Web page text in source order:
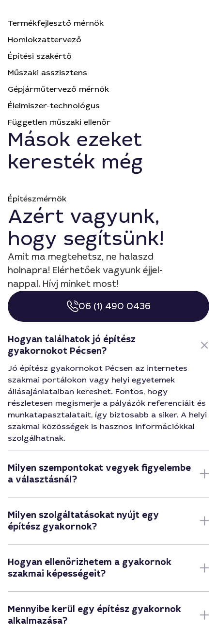
Termékfejlesztő mérnök
Homlokzattervező
Építési szakértő
Műszaki asszisztens
Gépjárműtervező mérnök
Élelmiszer-technológus
Független műszaki ellenőr
Mások ezeket
keresték még
Építészmérnök
Azért vagyunk,
hogy segítsünk!
Amit ma megtehetsz, ne halaszd
holnapra! Elérhetőek vagyunk éjjel-
nappal. Hívj minket most!
06 (1) 490 0436
Hogyan találhatok jó építész
gyakornokot Pécsen?
Jó építész gyakornokot Pécsen az internetes
szakmai portálokon vagy helyi egyetemek
állásajánlataiban kereshet. Fontos, hogy
részletesen megismerje a pályázók referenciáit és
munkatapasztalatait, így biztosabb a siker. A helyi
szakmai közösségek is hasznos információkkal
szolgálhatnak.
Milyen szempontokat vegyek figyelembe
a választásnál?
Milyen szolgáltatásokat nyújt egy
építész gyakornok?
Hogyan ellenőrizhetem a gyakornok
szakmai képességeit?
Mennyibe kerül egy építész gyakornok
alkalmazása?